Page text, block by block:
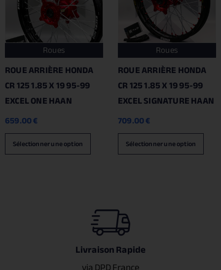
Roues
ROUE ARRIÈRE HONDA
CR 125 1.85 X 19 95-99
EXCEL ONE HAAN
659.00€
Sélectionner une option
Roues
ROUE ARRIÈRE HONDA
CR 125 1.85 X 19 95-99
EXCEL SIGNATURE HAAN
709.00€
Sélectionner une option
Livraison Rapide